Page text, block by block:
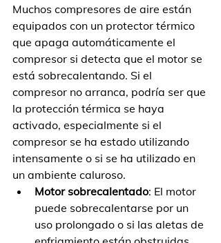
Muchos compresores de aire están
equipados con un protector térmico
que apaga automáticamente el
compresor si detecta que el motor se
está sobrecalentando. Si el
compresor no arranca, podría ser que
la protección térmica se haya
activado, especialmente si el
compresor se ha estado utilizando
intensamente o si se ha utilizado en
un ambiente caluroso.
Motor sobrecalentado: El motor
puede sobrecalentarse por un
uso prolongado o si las aletas de